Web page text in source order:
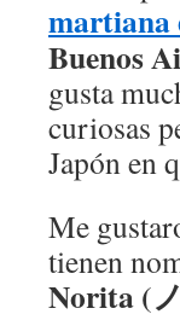
martiana
Buenos
gusta
curiosas
Japón en
Me
tienen
Norita (